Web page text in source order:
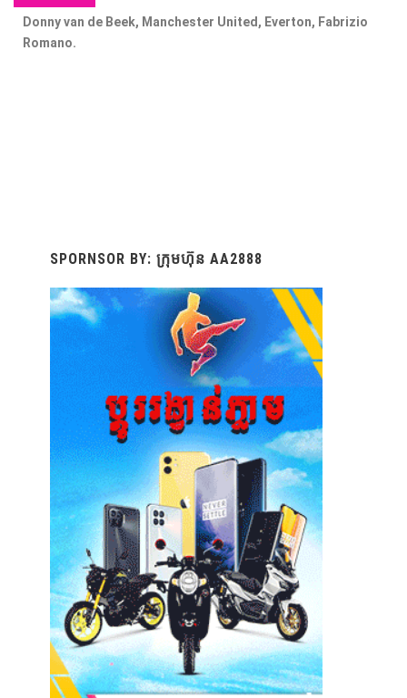
Donny van de Beek, Manchester United, Everton, Fabrizio
Romano.
SPORNSOR BY: ក្រុមហ៊ុន AA2888